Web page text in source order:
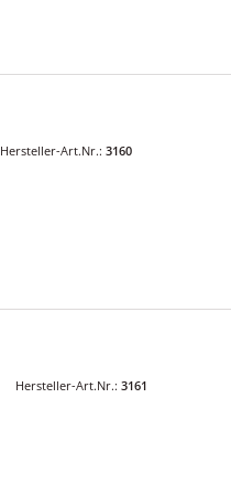
Hersteller-Art.Nr.: 3160
Hersteller-Art.Nr.: 3161